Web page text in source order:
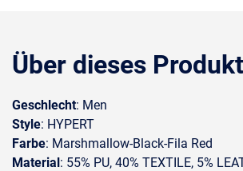
Über dieses Produkt
Geschlecht: Men
Style: HYPERT
Farbe: Marshmallow-Black-Fila Red
Material: 55% PU, 40% TEXTILE, 5%